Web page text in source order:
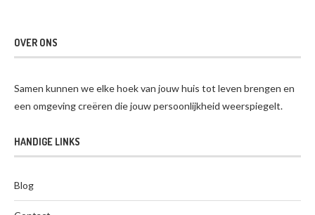
OVER ONS
Samen kunnen we elke hoek van jouw huis tot leven brengen en
een omgeving creëren die jouw persoonlijkheid weerspiegelt.
HANDIGE LINKS
Blog